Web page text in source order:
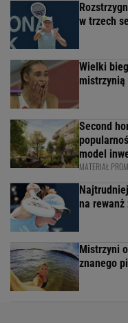
w trzech
Wielki
Second
model
MATERIAŁ
na rewanż
Mistrzyni
znanego